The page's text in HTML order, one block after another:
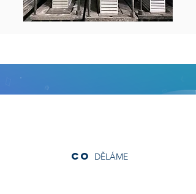
co DĚLÁME